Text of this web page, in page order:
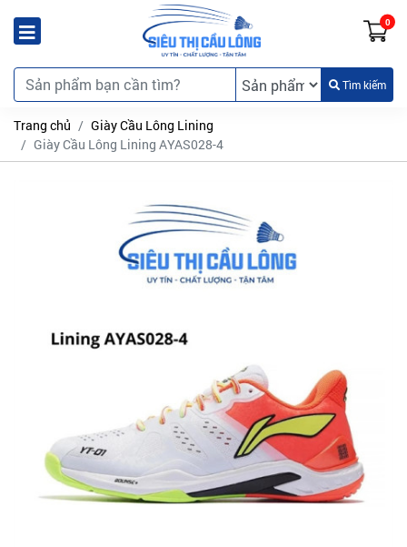
0
Tìm kiếm
Trang chủ
Giày Cầu Lông Lining
Giày Cầu Lông Lining AYAS028-4